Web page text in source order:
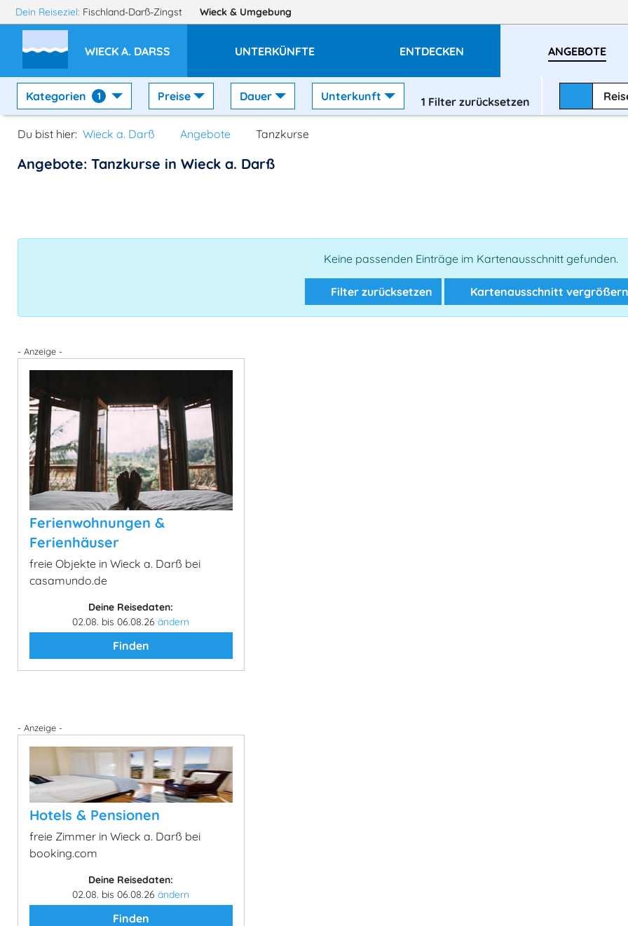
Dein Reiseziel: Fischland-Darß-Zingst Wieck & Umgebung
WIECK A. DARSS UNTERKÜNFTE ENTDECKEN ANGEBOTE
Kategorien 1 Preise Dauer Unterkunft 1 Filter zurücksetzen
Du bist hier: Wieck a. Darß Angebote Tanzkurse
Angebote: Tanzkurse in Wieck a. Darß
Keine passenden Einträge im Kartenausschnitt gefunden.
Filter zurücksetzen Kartenausschnitt vergrößern
- Anzeige -
Ferienwohnungen &
Ferienhäuser
freie Objekte in Wieck a. Darß bei
casamundo.de
Deine Reisedaten:
02.08. bis 06.08.26ändern
Finden
- Anzeige -
Hotels & Pensionen
freie Zimmer in Wieck a. Darß bei
booking.com
Deine Reisedaten:
02.08. bis 06.08.26ändern
Finden